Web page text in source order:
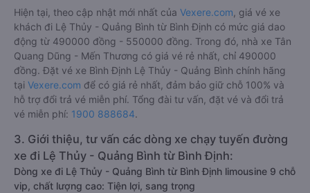
Hiện tại, theo cập nhật mới nhất của Vexere.com , giá vé xe
khách đi Lệ Thủy - Quảng Bình từ Bình Định có mức giá dao
động từ 490000 đồng - 550000 đồng. Trong đó, nhà xe Tân
Quang Dũng - Mến Thương có giá vé rẻ nhất, chỉ 490000
đồng. Đặt vé xe Bình Định Lệ Thủy - Quảng Bình chính hãng
tại Vexere.com để có giá rẻ nhất, đảm bảo giữ chỗ 100% và
hỗ trợ đổi trả vé miễn phí. Tổng đài tư vấn, đặt vé và đổi trả
vé miễn phí: 1900 888684.
3. Giới thiệu, tư vấn các dòng xe chạy tuyến đường
xe đi Lệ Thủy - Quảng Bình từ Bình Định:
Dòng xe đi Lệ Thủy - Quảng Bình từ Bình Định limousine 9 chỗ
vip, chất lượng cao: Tiện lợi, sang trọng